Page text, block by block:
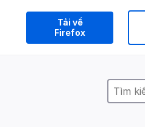
Tải về
Firefox